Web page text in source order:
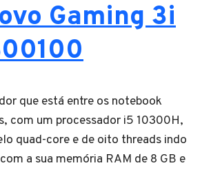
Gaming 3i
que está entre os notebook
com um processador i5 10300H,
quad-core e de oito threads indo
a sua memória RAM de 8 GB e